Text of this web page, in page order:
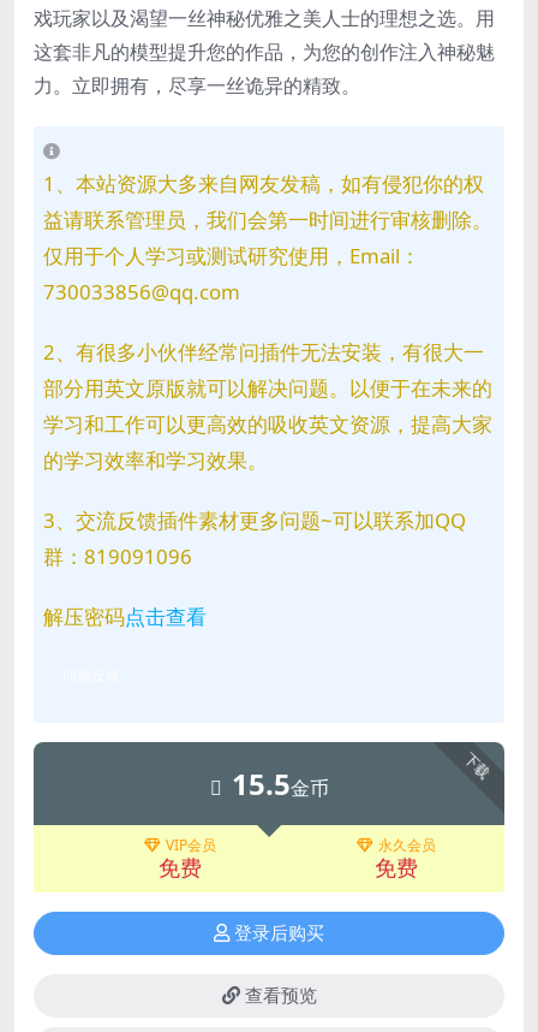
戏玩家以及渴望一丝神秘优雅之美人士的理想之选。用
这套非凡的模型提升您的作品，为您的创作注入神秘魅
力。立即拥有，尽享一丝诡异的精致。
1、本站资源大多来自网友发稿，如有侵犯你的权
益请联系管理员，我们会第一时间进行审核删除。
仅用于个人学习或测试研究使用，Email：
730033856@qq.com
2、有很多小伙伴经常问插件无法安装，有很大一
部分用英文原版就可以解决问题。以便于在未来的
学习和工作可以更高效的吸收英文资源，提高大家
的学习效率和学习效果。
3、交流反馈插件素材更多问题~可以联系加QQ
群：819091096
解压密码点击查看
下载
15.5金币
VIP会员
免费
永久会员
免费
登录后购买
查看预览